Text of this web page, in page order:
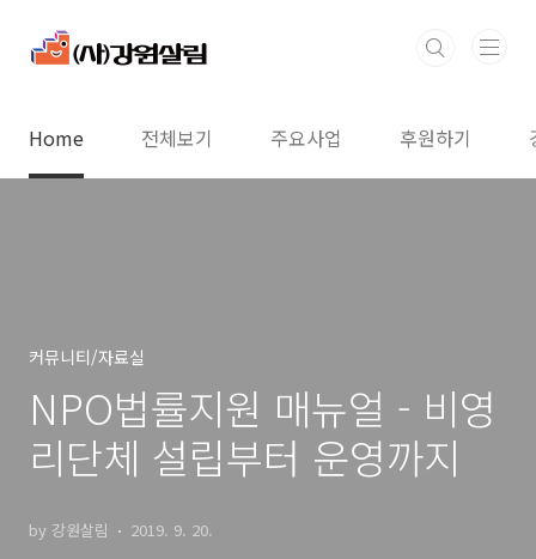
Home 전체보기 주요사업 후원하기
커뮤니티/자료실
NPO법률지원 매뉴얼 - 비영
리단체 설립부터 운영까지
by 강원살림 2019. 9. 20.